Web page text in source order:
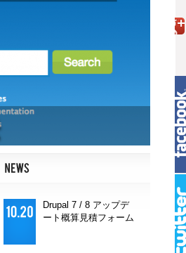
Drupal 7 / 8 アップデ
ート概算見積フォーム